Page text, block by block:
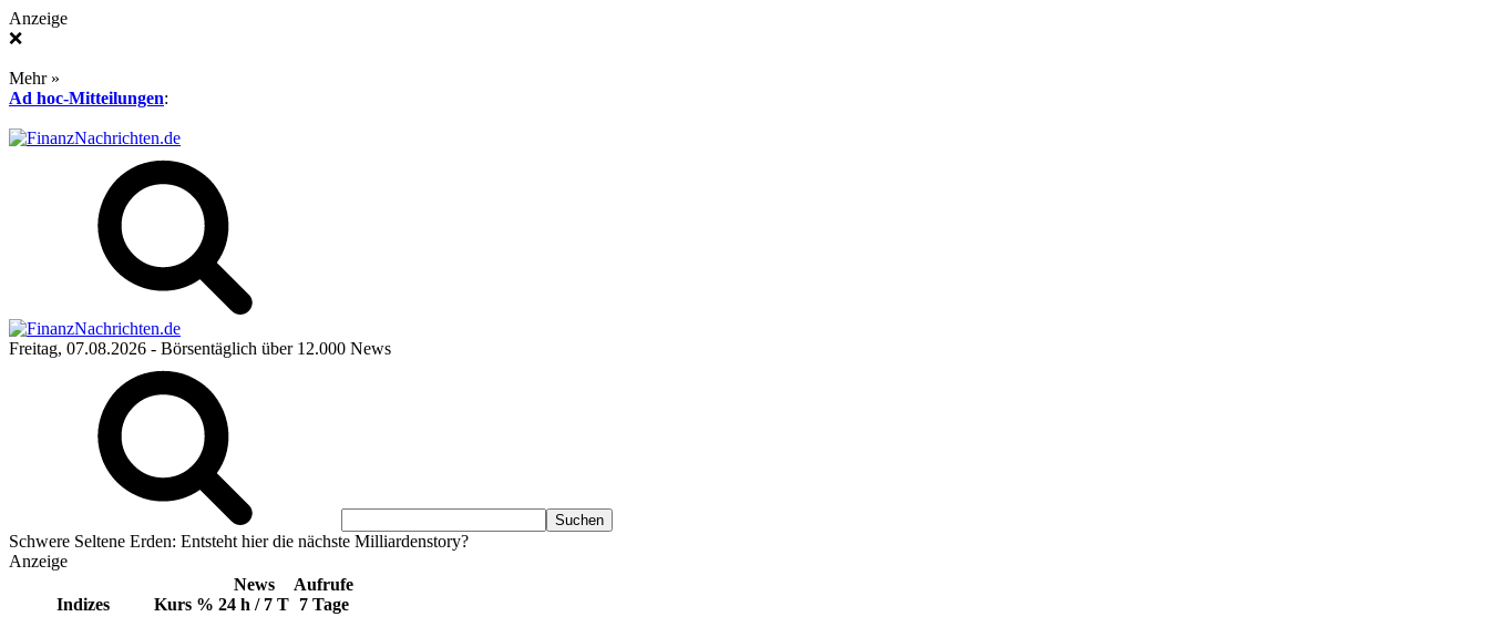
Anzeige
❌
Mehr »
Ad hoc-Mitteilungen:
Freitag, 07.08.2026 - Börsentäglich über 12.000 News
Schwere Seltene Erden: Entsteht hier die nächste Milliardenstory?
Anzeige
Indizes Kurs %
News
24 h / 7 T
Aufrufe
7 Tage